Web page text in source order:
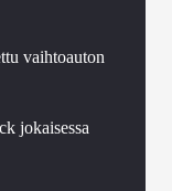
vaihtoauton
jokaisessa